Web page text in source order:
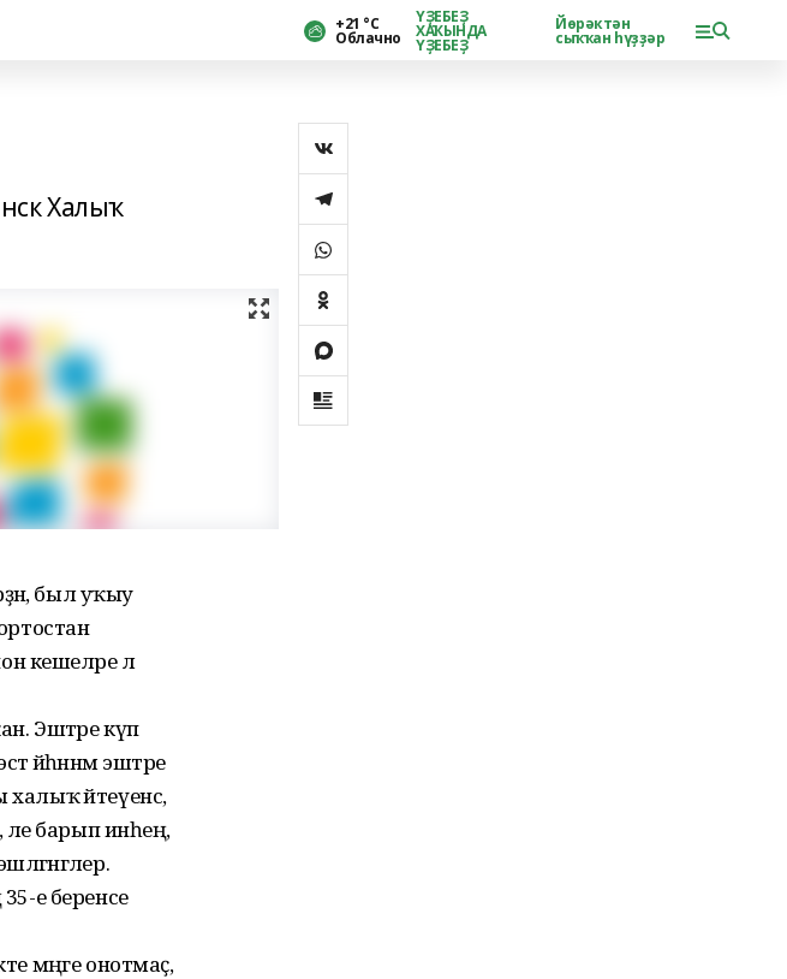
+21 °С
Облачно
ҮҘЕБЕҘ
ХАҠЫНДА
ҮҘЕБЕҘ
Йөрәктән
сыҡҡан һүҙҙәр
Халыҡ
был уҡыу
кешеләре лә
Эштәре күп
эштәре
әйтеүенсә,
барып инәһең,
е беренсе
мәңге онотмаҫ,